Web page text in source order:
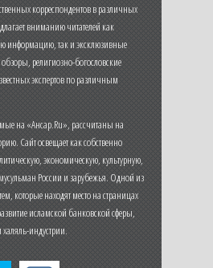
корреспондентов в различных
вниманию читателей как
информацию, так и эксклюзивные
религиозно-богословские
экспертов по различным
на «Ансар.Ru», рассчитаны на
Сайт освещает как собственно
экономическую, культурную,
России и зарубежья. Одной из
которые находят место на страницах
исламской банковской сферы,
индустрии.